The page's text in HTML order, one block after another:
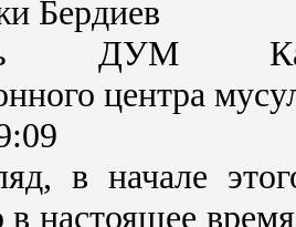
Бердиев
ДУМ
центра
в начале
в настоящее